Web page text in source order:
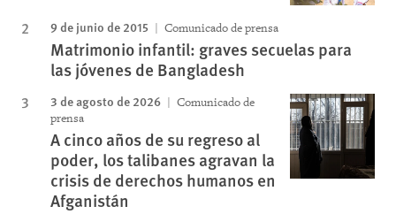
9 de junio de 2015 Comunicado de prensa
Matrimonio infantil: graves secuelas para
las jóvenes de Bangladesh
3 de agosto de 2026
Comunicado de
prensa
A cinco años de su regreso al
poder, los talibanes agravan la
crisis de derechos humanos en
Afganistán